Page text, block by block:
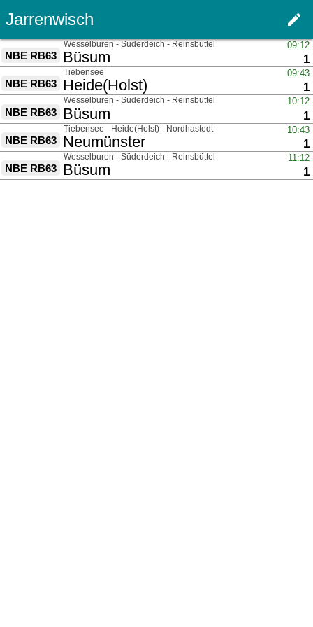
Jarrenwisch edit
NBE RB63 nach
Büsum
09:12
1
über
Wesselburen - Süderdeich - Reinsbüttel
NBE RB63 nach
Heide(Holst)
09:43
1
über
Tiebensee
NBE RB63 nach
Büsum
10:12
1
über
Wesselburen - Süderdeich - Reinsbüttel
NBE RB63 nach
Neumünster
10:43
1
über
Tiebensee - Heide(Holst) - Nordhastedt
NBE RB63 nach
Büsum
11:12
1
über
Wesselburen - Süderdeich - Reinsbüttel